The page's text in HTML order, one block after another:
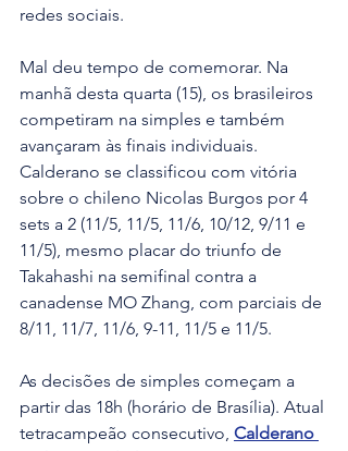
redes sociais.
Mal deu tempo de comemorar. Na
manhã desta quarta (15), os brasileiros
competiram na simples e também
avançaram às finais individuais.
Calderano se classificou com vitória
sobre o chileno Nicolas Burgos por 4
sets a 2 (11/5, 11/5, 11/6, 10/12, 9/11 e
11/5), mesmo placar do triunfo de
Takahashi na semifinal contra a
canadense MO Zhang, com parciais de
8/11, 11/7, 11/6, 9-11, 11/5 e 11/5.
As decisões de simples começam a
partir das 18h (horário de Brasília). Atual
tetracampeão consecutivo, Calderano